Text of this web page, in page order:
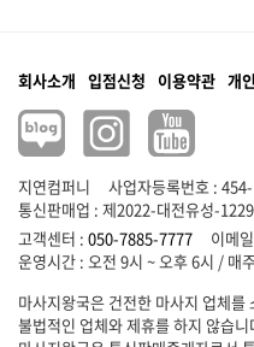
회사소개 입점신청 이용약관 개
지연컴퍼니
사업자등록번호 :
통신판매업 : 제2022-대전유성-
고객센터 : 050-7885-7777 이메
마사지왕국은 건전한 마사지 업체를
불법적인 업체와 제휴를 하지 않습니